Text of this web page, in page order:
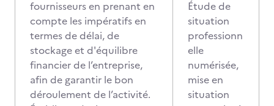
fournisseurs en prenant en
compte les impératifs en
termes de délai, de
stockage et d'équilibre
financier de l’entreprise,
afin de garantir le bon
déroulement de l’activité.
Étude de
situation
professionn
elle
numérisée,
mise en
situation